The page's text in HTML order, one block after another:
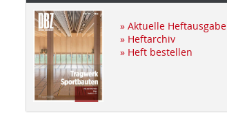
» Aktuelle Heftausgabe
» Heftarchiv
» Heft bestellen